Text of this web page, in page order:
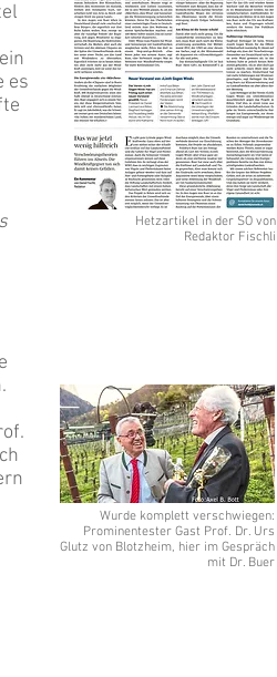
es
Hetzartikel in der SO von
Redaktor Fischli
Wurde komplett verschwiegen:
Prominentester Gast Prof. Dr. Urs
Glutz von Blotzheim, hier im Gespräch
mit Dr. Buer